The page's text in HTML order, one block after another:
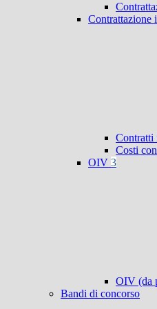
Contrattazione
Contratti
Costi
OIV 3
OIV (da
Bandi di concorso